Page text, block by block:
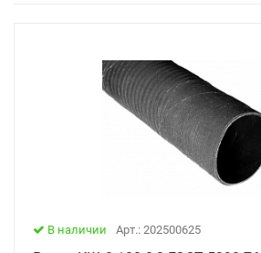
В наличии Арт.: 202500625